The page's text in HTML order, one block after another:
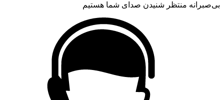
بی‌صبرانه منتظر شنیدن صدای شما هستیم